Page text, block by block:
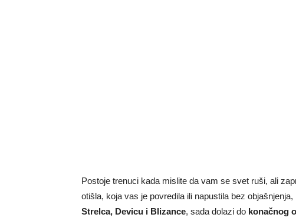
Postoje trenuci kada mislite da vam se svet ruši, ali
otišla, koja vas je povredila ili napustila bez
Strelca, Devicu i Blizance, sada dolazi do konačnog